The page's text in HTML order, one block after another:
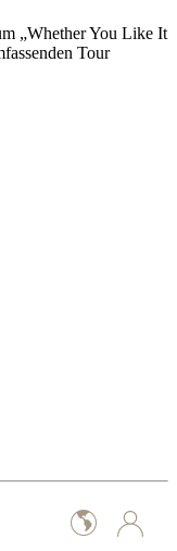
„Whether You Like It
Tour